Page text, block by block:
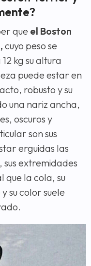
que el Boston
cuyo peso se
kg su altura
puede estar en
robusto y su
una nariz ancha,
oscuros y
son sus
erguidas las
extremidades
que la cola, su
su color suele